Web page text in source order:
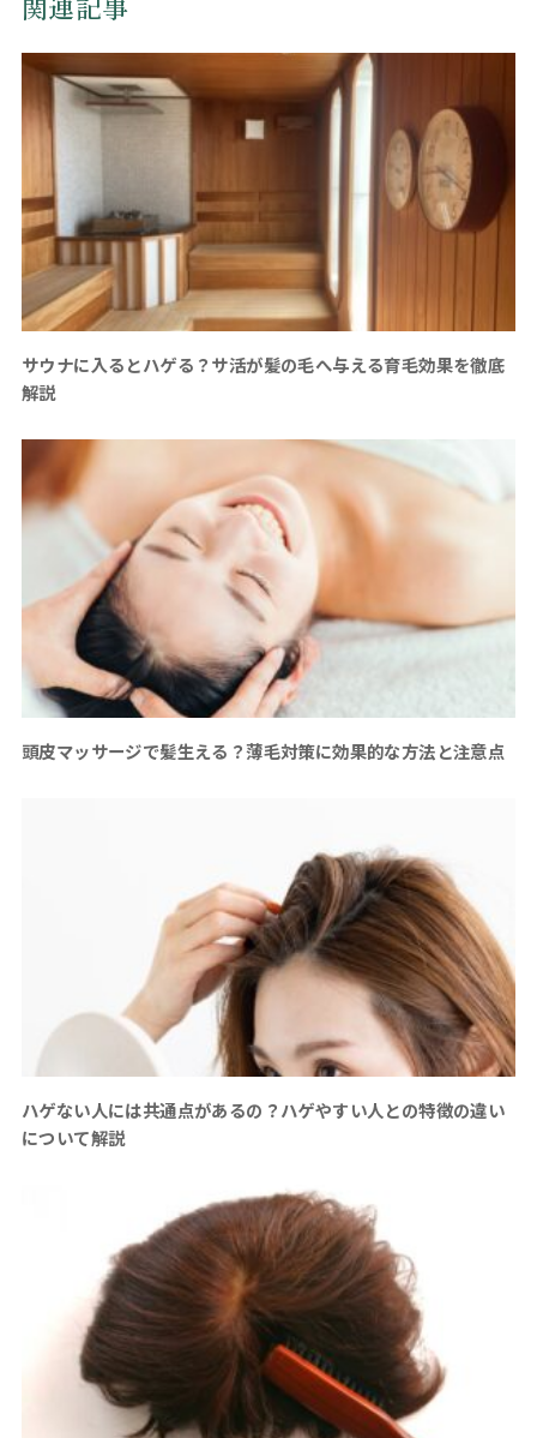
サウナに入るとハゲる？サ活が髪の毛へ与える育毛効果を徹底
解説
頭皮マッサージで髪生える？薄毛対策に効果的な方法と注意点
ハゲない人には共通点があるの？ハゲやすい人との特徴の違い
について解説